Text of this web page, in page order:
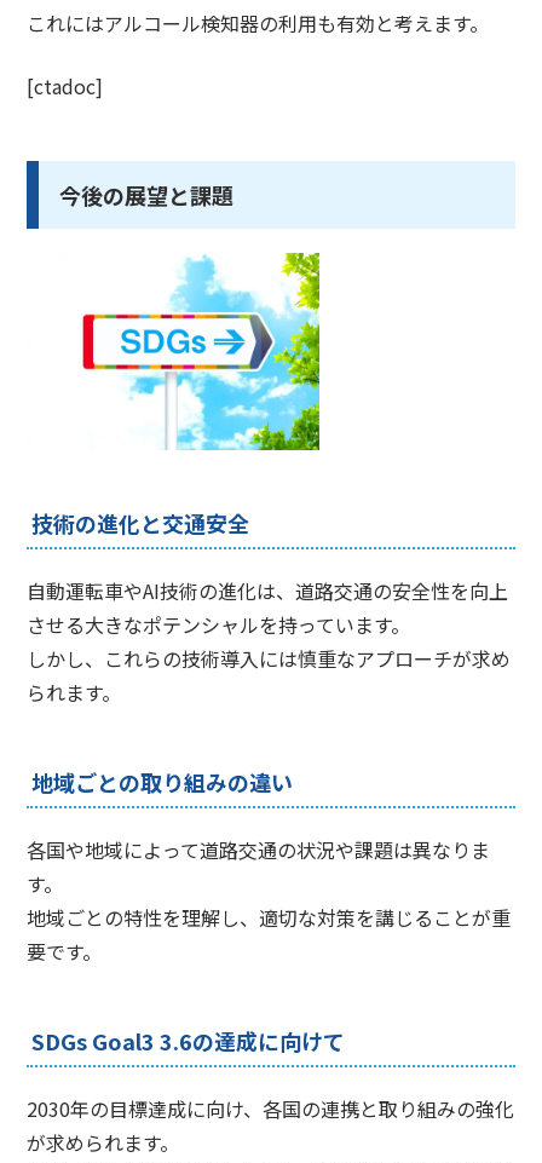
これにはアルコール検知器の利用も有効と考えます。
[ctadoc]
今後の展望と課題
技術の進化と交通安全
自動運転車やAI技術の進化は、道路交通の安全性を向上
させる大きなポテンシャルを持っています。
しかし、これらの技術導入には慎重なアプローチが求め
られます。
地域ごとの取り組みの違い
各国や地域によって道路交通の状況や課題は異なりま
す。
地域ごとの特性を理解し、適切な対策を講じることが重
要です。
SDGs Goal3 3.6の達成に向けて
2030年の目標達成に向け、各国の連携と取り組みの強化
が求められます。